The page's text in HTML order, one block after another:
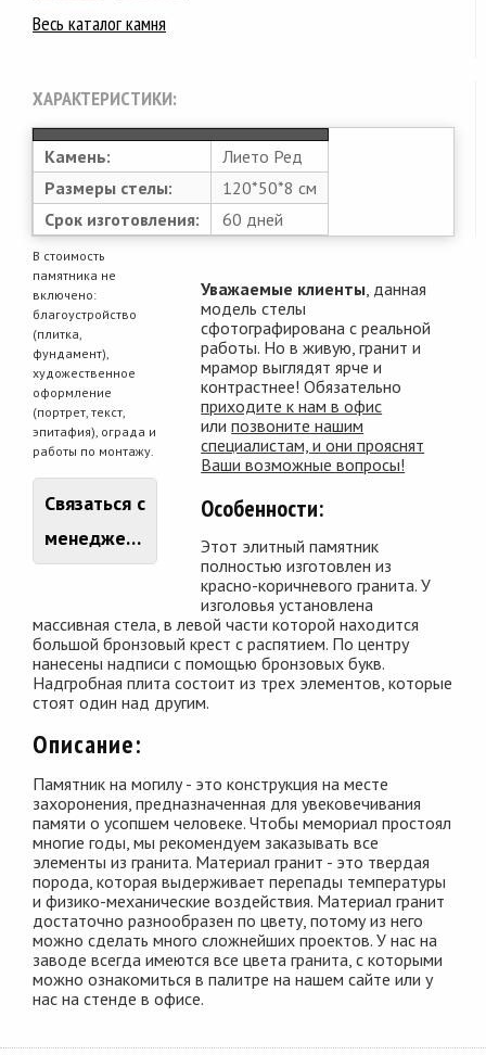
Весь каталог камня
ХАРАКТЕРИСТИКИ:
Камень:
Лието Ред
Размеры стелы:
120*50*8 см
Срок изготовления:
60 дней
В стоимость
памятника не
включено:
благоустройство
(плитка,
фундамент),
художественное
оформление
(портрет, текст,
эпитафия), ограда и
работы по монтажу.
Связаться с
менеджером
Уважаемые клиенты , данная
модель стелы
сфотографирована с реальной
работы. Но в живую, гранит и
мрамор выглядят ярче и
контрастнее! Обязательно
приходите к нам в офис
илипозвоните нашим
специалистам, и они прояснят
Ваши возможные вопросы!
Особенности:
Этот элитный памятник
полностью изготовлен из
красно-коричневого гранита. У
изголовья установлена
массивная стела, в левой части которой находится
большой бронзовый крест с распятием. По центру
нанесены надписи с помощью бронзовых букв.
Надгробная плита состоит из трех элементов, которые
стоят один над другим.
Описание:
Памятник на могилу - это конструкция на месте
захоронения, предназначенная для увековечивания
памяти о усопшем человеке. Чтобы мемориал простоял
многие годы, мы рекомендуем заказывать все
элементы из гранита. Материал гранит - это твердая
порода, которая выдерживает перепады температуры
и физико-механические воздействия. Материал гранит
достаточно разнообразен по цвету, потому из него
можно сделать много сложнейших проектов. У нас на
заводе всегда имеются все цвета гранита, с которыми
можно ознакомиться в палитре на нашем сайте или у
нас на стенде в офисе.